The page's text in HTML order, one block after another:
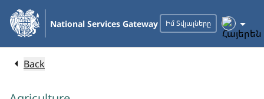
Skip
Main
Content
National Services Gateway Իմ Տվյալները
Back